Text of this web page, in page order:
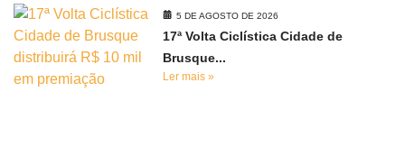
5 DE AGOSTO DE 2026
17ª Volta Ciclística Cidade de
Brusque...
Ler mais »